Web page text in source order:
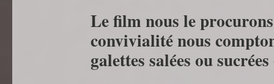
Le film nous le
convivialité nous
galettes salées ou